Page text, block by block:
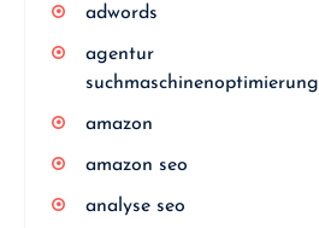
adwords
agentur
suchmaschinenoptimierung
amazon
amazon seo
analyse seo